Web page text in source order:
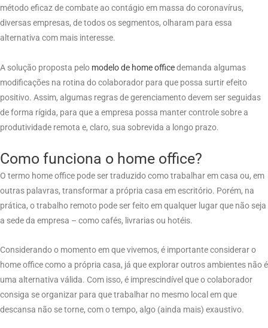
método eficaz de combate ao contágio em massa do coronavírus,
diversas empresas, de todos os segmentos, olharam para essa
alternativa com mais interesse.
A solução proposta pelo modelo de home officedemanda algumas
modificações na rotina do colaborador para que possa surtir efeito
positivo. Assim, algumas regras de gerenciamento devem ser seguidas
de forma rígida, para que a empresa possa manter controle sobre a
produtividade remota e, claro, sua sobrevida a longo prazo.
Como funciona o home office?
O termo home office pode ser traduzido como trabalhar em casa ou, em
outras palavras, transformar a própria casa em escritório. Porém, na
prática, o trabalho remoto pode ser feito em qualquer lugar que não seja
a sede da empresa – como cafés, livrarias ou hotéis.
Considerando o momento em que vivemos, é importante considerar o
home office como a própria casa, já que explorar outros ambientes não é
uma alternativa válida. Com isso, é imprescindível que o colaborador
consiga se organizar para que trabalhar no mesmo local em que
descansa não se torne, com o tempo, algo (ainda mais) exaustivo.